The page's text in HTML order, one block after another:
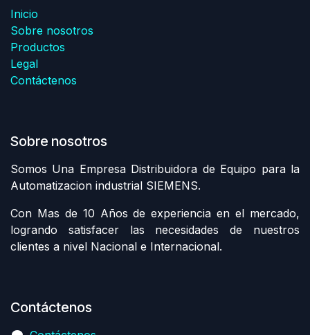
Inicio
Sobre nosotros
Productos
Legal
Contáctenos
Sobre nosotros
Somos Una Empresa Distribuidora de Equipo para la
Automatizacion industrial SIEMENS.
Con Mas de 10 Años de experiencia en el mercado,
logrando satisfacer las necesidades de nuestros
clientes a nivel Nacional e Internacional.
Contáctenos